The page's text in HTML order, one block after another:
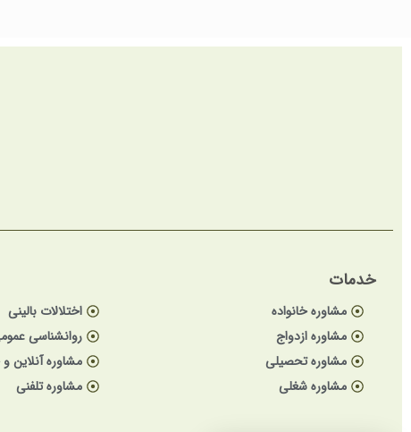
خدمات
مشاوره خانواده
مشاوره ازدواج
مشاوره تحصیلی
مشاوره شغلی
اختلالات بالینی
روانشناسی
مشاوره آنلاین
مشاوره تلفنی